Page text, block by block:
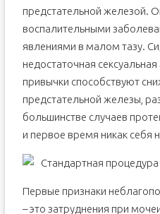
предстательной железой.
воспалительными
явлениями в малом тазу.
недостаточная
привычки способствуют
предстательной железы,
большинстве случаев
и первое время никак себя
Стандартная
Первые признаки
– это затруднения при